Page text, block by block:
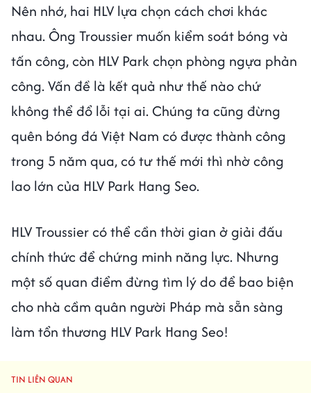
Nên nhớ, hai HLV lựa chọn cách chơi khác
nhau. Ông Troussier muốn kiểm soát bóng và
tấn công, còn HLV Park chọn phòng ngựa phản
công. Vấn đề là kết quả như thế nào chứ
không thể đổ lỗi tại ai. Chúng ta cũng đừng
quên bóng đá Việt Nam có được thành công
trong 5 năm qua, có tư thế mới thì nhờ công
lao lớn của HLV Park Hang Seo.
HLV Troussier có thể cần thời gian ở giải đấu
chính thức để chứng minh năng lực. Nhưng
một số quan điểm đừng tìm lý do để bao biện
cho nhà cầm quân người Pháp mà sẵn sàng
làm tổn thương HLV Park Hang Seo!
TIN LIÊN QUAN